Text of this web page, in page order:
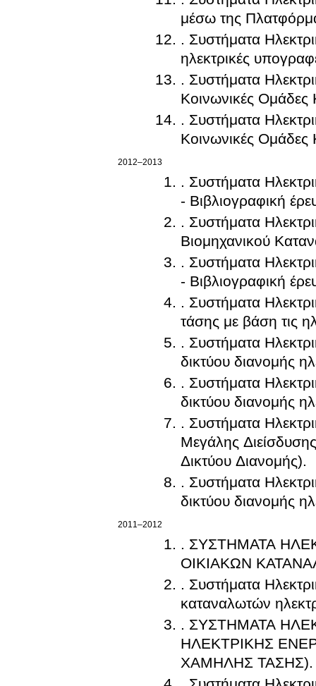
μέσω της
. Συστήματα
ηλεκτρικές
. Συστήματα
Κοινωνικές
. Συστήματα
Κοινωνικές
2012–2013
. Συστήματα
- Βιβλιογραφική
. Συστήματα
Βιομηχανικού
. Συστήματα
- Βιβλιογραφική
. Συστήματα
τάσης με βάση τις
. Συστήματα
δικτύου διανομής
. Συστήματα
δικτύου διανομής
. Συστήματα
Μεγάλης
Δικτύου Διανομής).
. Συστήματα
δικτύου διανομής
2011–2012
. ΣΥΣΤΗΜΑΤΑ
ΟΙΚΙΑΚΩΝ
. Συστήματα
καταναλωτών
. ΣΥΣΤΗΜΑΤΑ
ΗΛΕΚΤΡΙΚΗΣ
ΧΑΜΗΛΗΣ ΤΑΣΗΣ).